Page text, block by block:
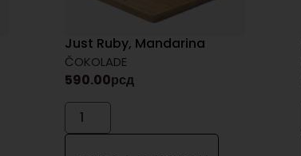
Just Ruby, Mandarina
ČOKOLADE
590.00рсд